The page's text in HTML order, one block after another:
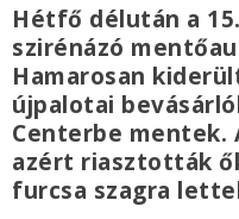
Hétfő délután a
szirénázó
Hamarosan
újpalotai
Centerbe mentek.
azért riasztották
furcsa szagra